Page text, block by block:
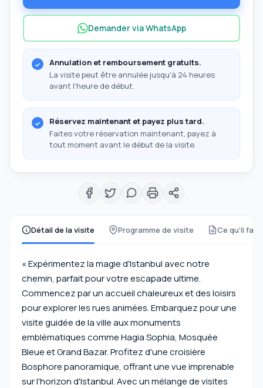
Détail de la visite Programme de visite Ce qu'il
« Expérimentez la magie d'Istanbul avec notre
chemin, parfait pour votre escapade ultime.
Commencez par un accueil chaleureux et des loisirs
pour explorer les rues animées. Embarquez pour une
visite guidée de la ville aux monuments
emblématiques comme Hagia Sophia, Mosquée
Bleue et Grand Bazar. Profitez d'une croisière
Bosphore panoramique, offrant une vue imprenable
sur l'horizon d'Istanbul. Avec un mélange de visites
Demander via WhatsApp
Annulation et remboursement gratuits.
La visite peut être annulée jusqu'à 24 heures
avant l'heure de début.
Réservez maintenant et payez plus tard.
Faites votre réservation maintenant, payez à
tout moment avant le début de la visite.